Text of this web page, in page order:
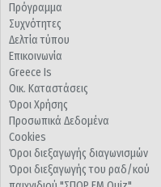
Πρόγραμμα
Συχνότητες
Δελτία τύπου
Επικοινωνία
Greece Is
Οικ. Καταστάσεις
Όροι Χρήσης
Προσωπικά Δεδομένα
Cookies
Όροι διεξαγωγής διαγωνισμών
Όροι διεξαγωγής του ραδ/κού